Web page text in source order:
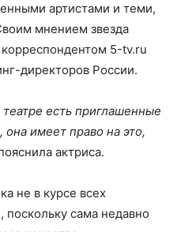
артистами и теми,
мнением звезда
5-tv.ru
директоров России.
есть приглашенные
имеет право на это,
актриса.
не в курсе всех
поскольку сама недавно